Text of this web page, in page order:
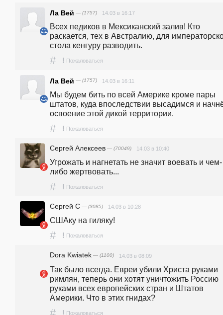
Ла Вей — (1757) 14.03 в 16:17
Всех педиков в Мексиканский залив! Кто
раскается, тех в Австралию, для
стола кенгуру разводить.
# ! Пожаловаться
Ла Вей — (1757) 14.03 в 16:11
Мы будем бить по всей Америке кроме пары
штатов, куда впоследствии высадимся и
освоение этой дикой территории.
# ! Пожаловаться
Сергей Алексеев — (70049) 14.03 в 10:40
Угрожать и нагнетать не значит воевать и чем-
либо жертвовать...
# ! Пожаловаться
Сергей С — (3085) 14.03 в 10:28
СШАку на гиляку!
# ! Пожаловаться
Dora Kwiatek — (1100) 14.03 в 08:09
Так было всегда. Евреи убили Христа руками
римлян, теперь они хотят уничтожить Россию
руками всех европейских стран и Штатов
Америки. Что в этих гнидах?
! Пожаловаться